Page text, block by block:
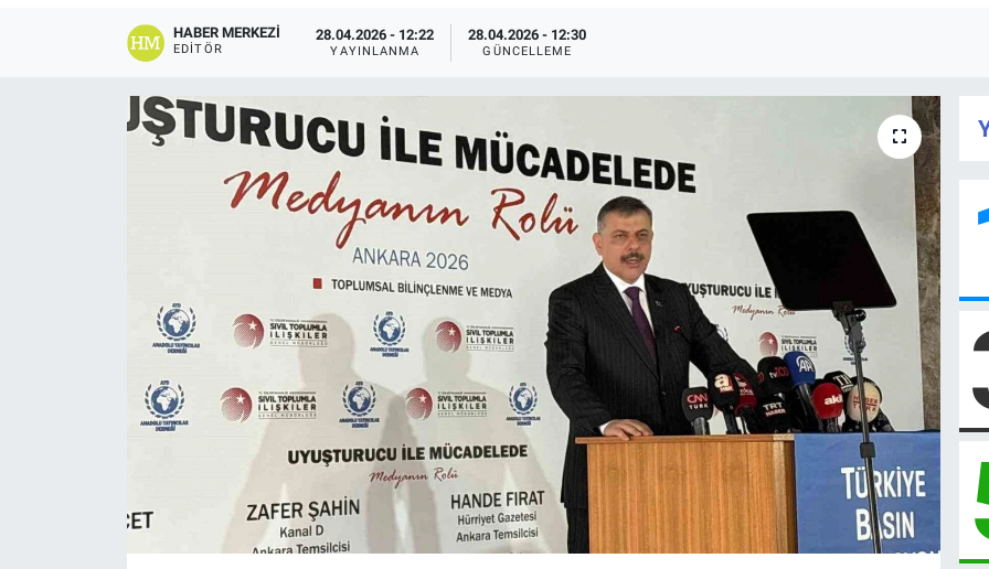
HABER MERKEZI
EDITÖR
28.04.2026 - 12:22
YAYINLANMA
28.04.2026 - 12:30
GÜNCELLEME
Son Dakika Haberleri